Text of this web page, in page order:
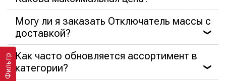
Могу ли я заказать Отключатель массы с
доставкой?
❯
Как часто обновляется ассортимент в
категории?
❯
Фильтр